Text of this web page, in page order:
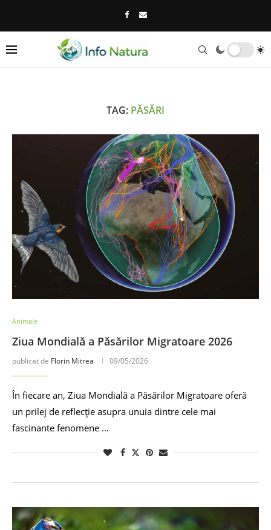
TAG: PĂSĂRI
Animale
Ziua Mondială a Păsărilor Migratoare 2026
publicat de Florin Mitrea 09/05/2026
În fiecare an, Ziua Mondială a Păsărilor Migratoare oferă
un prilej de reflecție asupra unuia dintre cele mai
fascinante fenomene …